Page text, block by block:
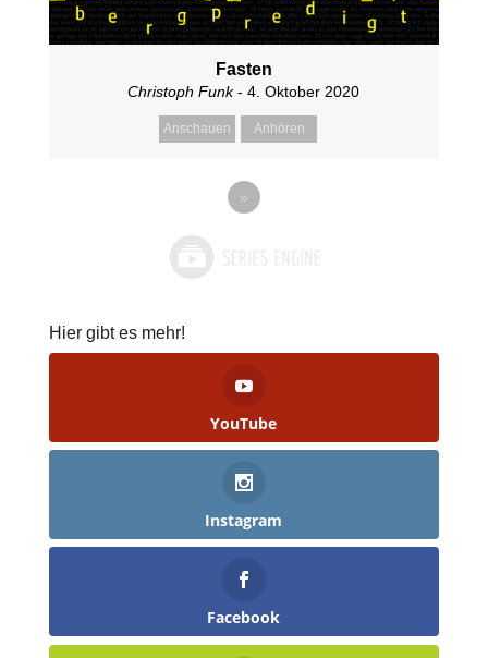
Fasten
Christoph Funk- 4. Oktober 2020
Anschauen Anhören
»
Hier gibt es mehr!
YouTube
Instagram
Facebook